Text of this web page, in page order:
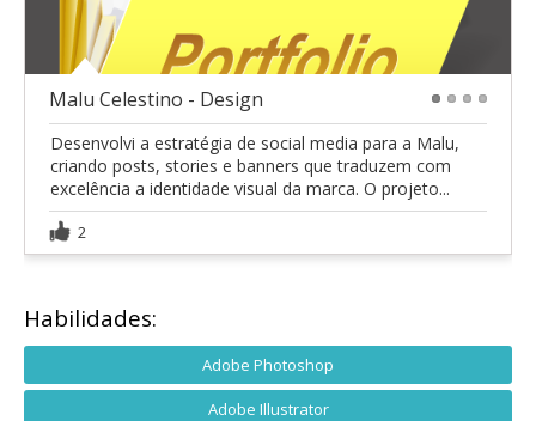
Malu Celestino - Design
Desenvolvi a estratégia de social media para a Malu,
criando posts, stories e banners que traduzem com
excelência a identidade visual da marca. O projeto...
2
Habilidades:
Adobe Photoshop
Adobe Illustrator